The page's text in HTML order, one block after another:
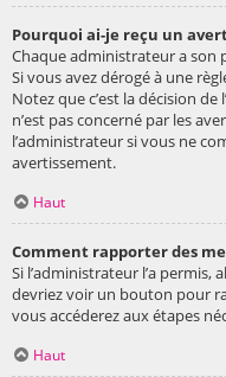
Pourquoi ai-je reçu un
Chaque administrateur a son
Si vous avez dérogé à une
Notez que c’est la décision
n’est pas concerné par les
l’administrateur si vous ne
avertissement.
Haut
Comment rapporter des
Si l’administrateur l’a permis,
devriez voir un bouton pour
vous accéderez aux étapes
Haut